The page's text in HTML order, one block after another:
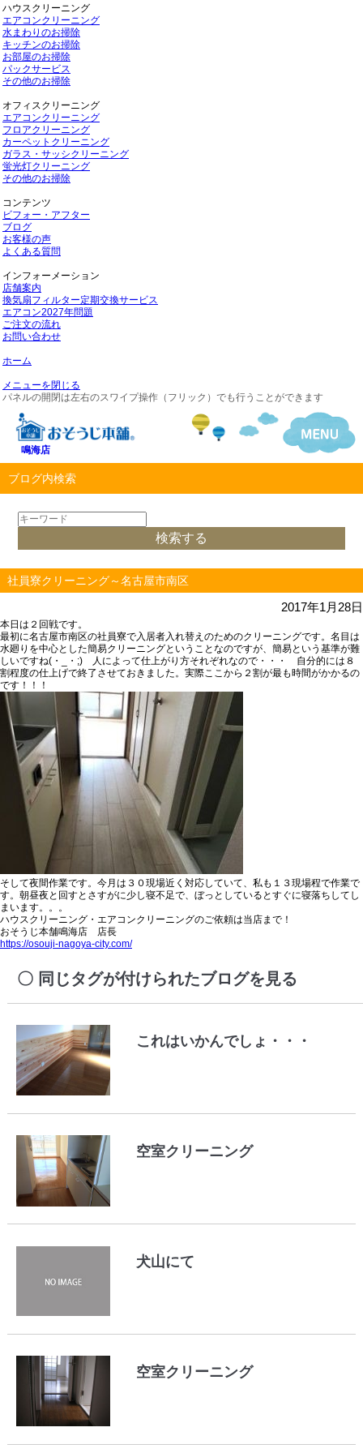
ハウスクリーニング
エアコンクリーニング
水まわりのお掃除
キッチンのお掃除
お部屋のお掃除
パックサービス
その他のお掃除
オフィスクリーニング
エアコンクリーニング
フロアクリーニング
カーペットクリーニング
ガラス・サッシクリーニング
蛍光灯クリーニング
その他のお掃除
コンテンツ
ビフォー・アフター
ブログ
お客様の声
よくある質問
インフォーメーション
店舗案内
換気扇フィルター定期交換サービス
エアコン2027年問題
ご注文の流れ
お問い合わせ
ホーム
メニューを閉じる
パネルの開閉は左右のスワイプ操作（フリック）でも行うことができます
鳴海店
ブログ内検索
社員寮クリーニング～名古屋市南区
2017年1月28日
本日は２回戦です。
最初に名古屋市南区の社員寮で入居者入れ替えのためのクリーニングです。名目は
水廻りを中心とした簡易クリーニングということなのですが、簡易という基準が難
しいですね(・_・;) 人によって仕上がり方それぞれなので・・・ 自分的には８
割程度の仕上げで終了させておきました。実際ここから２割が最も時間がかかるの
です！！！
そして夜間作業です。今月は３０現場近く対応していて、私も１３現場程で作業で
す。朝昼夜と回すとさすがに少し寝不足で、ぼっとしているとすぐに寝落ちしてし
まいます。。。
ハウスクリーニング・エアコンクリーニングのご依頼は当店まで！
おそうじ本舗鳴海店 店長
https://osouji-nagoya-city.com/
同じタグが付けられたブログを見る
これはいかんでしょ・・・
空室クリーニング
犬山にて
空室クリーニング